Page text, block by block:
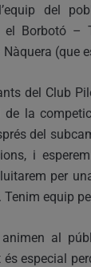
del
el Borbotó –
(que
del Club
de la
del
i
per
equip
al
especial